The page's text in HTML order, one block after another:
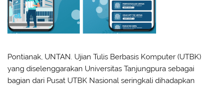
Pontianak, UNTAN. Ujian Tulis Berbasis Komputer (UTBK)
yang diselenggarakan Universitas Tanjungpura sebagai
bagian dari Pusat UTBK Nasional seringkali dihadapkan